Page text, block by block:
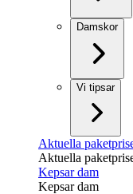
Damskor
Vi tipsar
Aktuella
Aktuella
Kepsar dam
Kepsar dam